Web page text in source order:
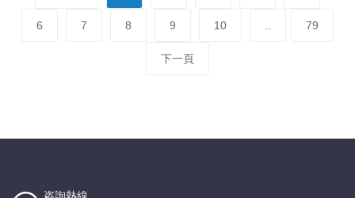
6 7 8 9 10 79
下一頁